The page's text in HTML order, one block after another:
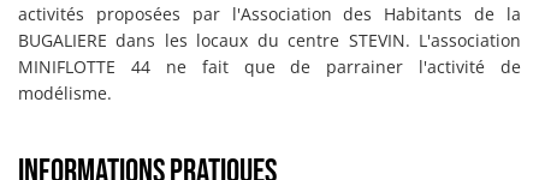
activités proposées par l'Association des Habitants de la
BUGALIERE dans les locaux du centre STEVIN. L'association
MINIFLOTTE 44 ne fait que de parrainer l'activité de
modélisme.
Informations pratiques